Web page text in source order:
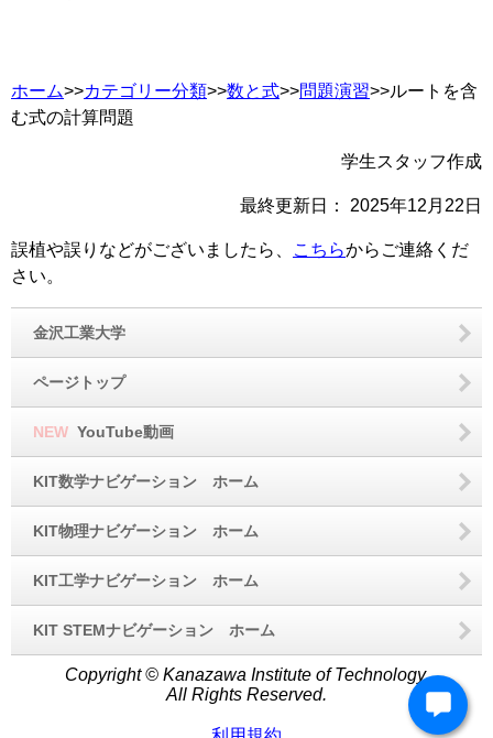
ホーム>>カテゴリー分類>>数と式>>問題演習>>ルートを含
む式の計算問題
学生スタッフ作成
最終更新日： 2025年12月22日
誤植や誤りなどがございましたら、 こちらからご連絡くだ
さい。
金沢工業大学
ページトップ
NEW YouTube動画
KIT数学ナビゲーション ホーム
KIT物理ナビゲーション ホーム
KIT工学ナビゲーション ホーム
KIT STEMナビゲーション ホーム
Copyright © Kanazawa Institute of Technology.
All Rights Reserved.